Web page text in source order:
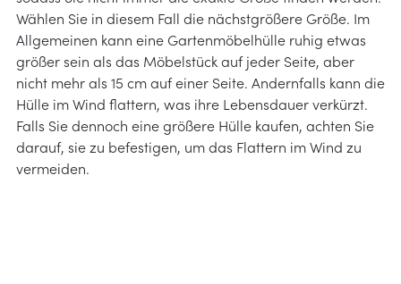
Wählen Sie in diesem Fall die nächstgrößere Größe. Im
Allgemeinen kann eine Gartenmöbelhülle ruhig etwas
größer sein als das Möbelstück auf jeder Seite, aber
nicht mehr als 15 cm auf einer Seite. Andernfalls kann die
Hülle im Wind flattern, was ihre Lebensdauer verkürzt.
Falls Sie dennoch eine größere Hülle kaufen, achten Sie
darauf, sie zu befestigen, um das Flattern im Wind zu
vermeiden.